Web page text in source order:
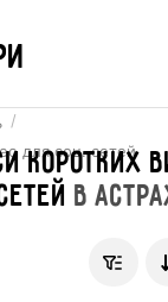
для соц. сетей
коротких
в